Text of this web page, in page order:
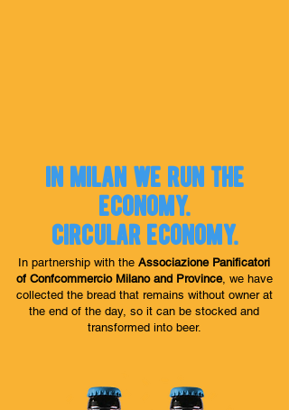
in milan we run the
economy.
circular economy.
In partnership with the Associazione Panificatori
of Confcommercio Milano and Province, we have
collected the bread that remains without owner at
the end of the day, so it can be stocked and
transformed into beer.